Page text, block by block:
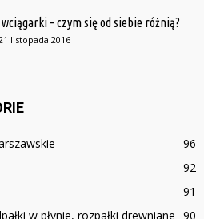
– czym się od siebie różnią?
listopada 2016
96
92
91
w płynie, rozpałki drewniane 90